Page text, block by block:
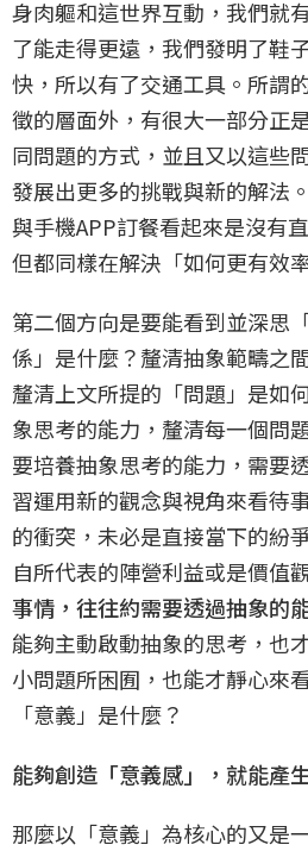
身肉軀和這世界互動，我們就
了能走得更遠，我們發明了鞋
快，所以有了交通工具。所謂
徵的層面外，有很大一部分正
同問題的方式，並且又以這些
發展出更多的挑戰與新的解法
與手機APP訂餐看起來是沒有
但都同樣在解決「如何更有效
第二個方向是要能看到並深思
係」是什麼？釐清抽象範疇之
釐清上文所提的「問題」是如
象思考的能力，釐清每一個問
要培養抽象思考的能力，需要
習運用新的觀念與視角來看待
的衝突，未必是直接當下的紛
自所代表的陣營利益或是價值
事情，往往約需要透過抽象的
能夠主動啟動抽象的思考，也
小問題所困囿，也能才靜心來
「意義」是什麼？
能夠創造「意義感」，就能產
那麼以「意義」為核心的又是